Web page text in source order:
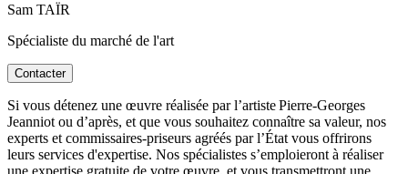
Sam TAÏR
Spécialiste du marché de l'art
Contacter
Si vous détenez une œuvre réalisée par l’artiste Pierre-Georges
Jeanniot ou d’après, et que vous souhaitez connaître sa valeur, nos
experts et commissaires-priseurs agréés par l’État vous offrirons
leurs services d'expertise. Nos spécialistes s’emploieront à réaliser
une expertise gratuite de votre œuvre, et vous transmettront une